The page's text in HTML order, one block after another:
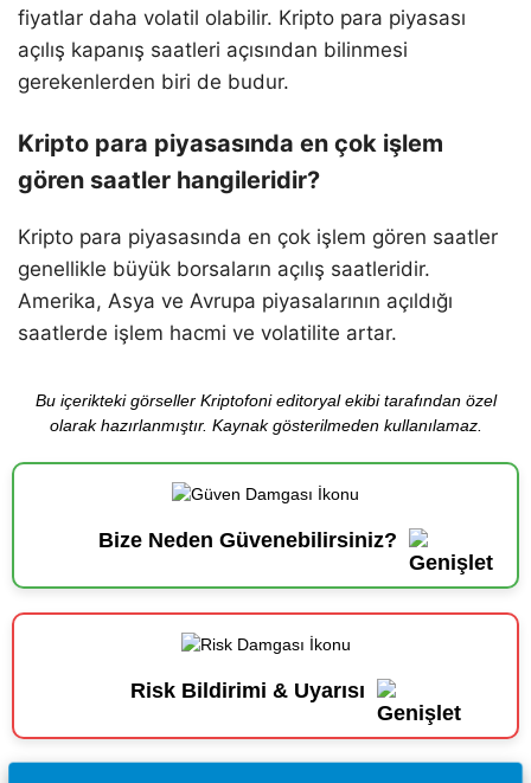
fiyatlar daha volatil olabilir. Kripto para piyasası
açılış kapanış saatleri açısından bilinmesi
gerekenlerden biri de budur.
Kripto para piyasasında en çok işlem
gören saatler hangileridir?
Kripto para piyasasında en çok işlem gören saatler
genellikle büyük borsaların açılış saatleridir.
Amerika, Asya ve Avrupa piyasalarının açıldığı
saatlerde işlem hacmi ve volatilite artar.
Bu içerikteki görseller Kriptofoni editoryal ekibi tarafından özel
olarak hazırlanmıştır. Kaynak gösterilmeden kullanılamaz.
Bize Neden Güvenebilirsiniz?
Risk Bildirimi & Uyarısı